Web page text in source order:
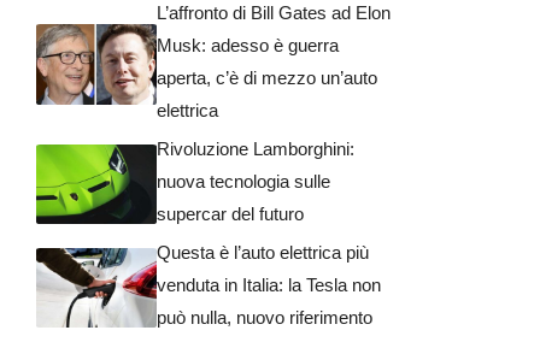
L’affronto di Bill Gates ad Elon
Musk: adesso è guerra
aperta, c’è di mezzo un’auto
elettrica
Rivoluzione Lamborghini:
nuova tecnologia sulle
supercar del futuro
Questa è l’auto elettrica più
venduta in Italia: la Tesla non
può nulla, nuovo riferimento